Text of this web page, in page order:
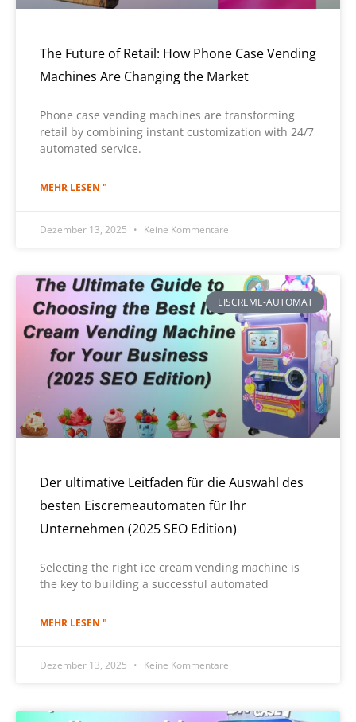
The Future of Retail: How Phone Case Vending
Machines Are Changing the Market
Phone case vending machines are transforming
retail by combining instant customization with 24/7
automated service.
MEHR LESEN "
Dezember 13, 2025 Keine Kommentare
EISCREME-AUTOMAT
Der ultimative Leitfaden für die Auswahl des
besten Eiscremeautomaten für Ihr
Unternehmen (2025 SEO Edition)
Selecting the right ice cream vending machine is
the key to building a successful automated
MEHR LESEN "
Dezember 13, 2025 Keine Kommentare